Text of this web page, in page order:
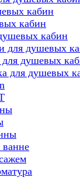
кабин
кабин
кабин
для душевых
душевых
для душевых